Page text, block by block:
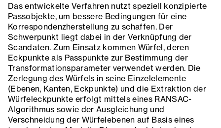
Das entwickelte Verfahren nutzt speziell konzipierte
Passobjekte, um bessere Bedingungen für eine
Korrespondenzherstellung zu schaffen. Der
Schwerpunkt liegt dabei in der Verknüpfung der
Scandaten. Zum Einsatz kommen Würfel, deren
Eckpunkte als Passpunkte zur Bestimmung der
Transformationsparameter verwendet werden. Die
Zerlegung des Würfels in seine Einzelelemente
(Ebenen, Kanten, Eckpunkte) und die Extraktion der
Würfeleckpunkte erfolgt mittels eines RANSAC-
Algorithmus sowie der Ausgleichung und
Verschneidung der Würfelebenen auf Basis eines